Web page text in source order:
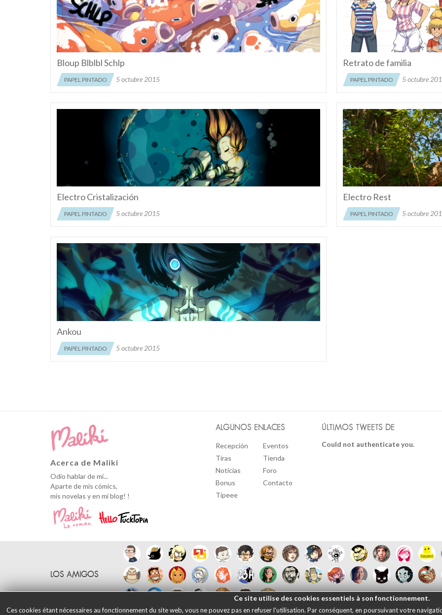
Bloup Blblbl Schlp
PAPEL PINTADO 5 octubre 2015
Retrato de familia
PAPEL PINTADO 5 octubre
Electro Cristalización
PAPEL PINTADO 5 octubre 2015
Electro Rest
PAPEL PINTADO 5 octubre
Ankou
PAPEL PINTADO 5 octubre 2015
Acerca de Maliki
Odio hablar de mi...
Aparte de mis cómics,
mis novelas y en mi blog! !
ALGUNOS ENLACES
Recepción
Tiras
Noticias
Bonus
Tipeee
Eventos
Tienda
Foro
Contacto
ÚLTIMOS TWEETS DE
Could not authenticate you.
LOS AMIGOS
Ce site utilise des cookies essentiels à son fonctionnement.
Ces cookies étant nécessaires au fonctionnement du site web, vous ne pouvez pas en refuser l'utilisation. Par conséquent, en poursuivant votre